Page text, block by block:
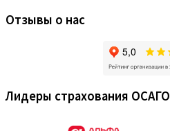
Отзывы о нас
Лидеры страхования ОСАГО